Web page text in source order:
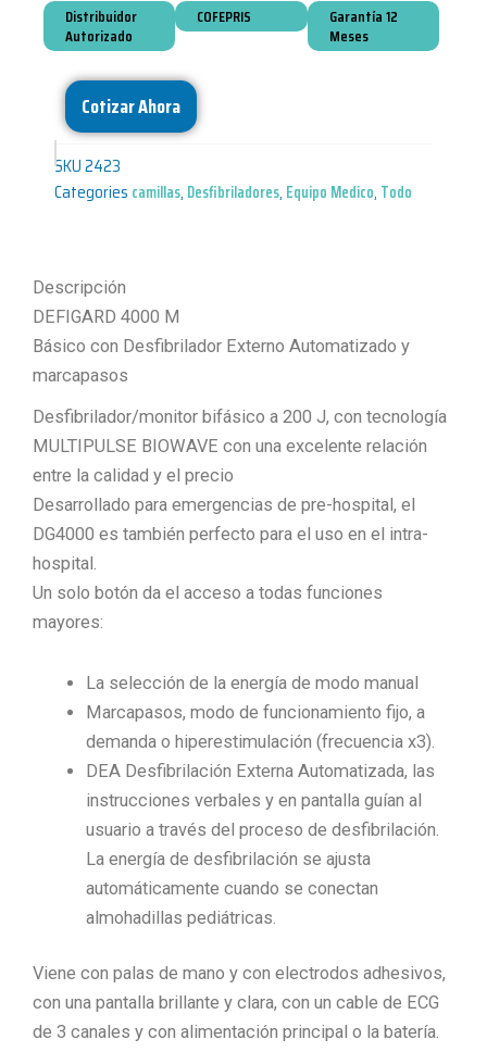
Distribuidor
Autorizado
COFEPRIS
Garantía 12
Meses
Cotizar Ahora
SKU2423
Categories camillas, Desfibriladores, Equipo Medico, Todo
Descripción
DEFIGARD 4000 M
Básico con Desfibrilador Externo Automatizado y
marcapasos
Desfibrilador/monitor bifásico a 200 J, con tecnología
MULTIPULSE BIOWAVE con una excelente relación
entre la calidad y el precio
Desarrollado para emergencias de pre-hospital, el
DG4000 es también perfecto para el uso en el intra-
hospital.
Un solo botón da el acceso a todas funciones
mayores:
La selección de la energía de modo manual
Marcapasos, modo de funcionamiento fijo, a
demanda o hiperestimulación (frecuencia x3).
DEA Desfibrilación Externa Automatizada, las
instrucciones verbales y en pantalla guían al
usuario a través del proceso de desfibrilación.
La energía de desfibrilación se ajusta
automáticamente cuando se conectan
almohadillas pediátricas.
Viene con palas de mano y con electrodos adhesivos,
con una pantalla brillante y clara, con un cable de ECG
de 3 canales y con alimentación principal o la batería.